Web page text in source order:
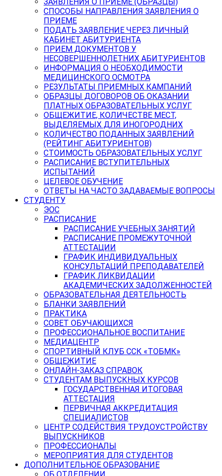
СПОСОБЫ НАПРАВЛЕНИЯ ЗАЯВЛЕНИЯ О
ПРИЕМЕ
ПОДАТЬ ЗАЯВЛЕНИЕ ЧЕРЕЗ ЛИЧНЫЙ
КАБИНЕТ АБИТУРИЕНТА
ПРИЕМ ДОКУМЕНТОВ У
НЕСОВЕРШЕННОЛЕТНИХ АБИТУРИЕНТОВ
ИНФОРМАЦИЯ О НЕОБХОДИМОСТИ
МЕДИЦИНСКОГО ОСМОТРА
РЕЗУЛЬТАТЫ ПРИЕМНЫХ КАМПАНИЙ
ОБРАЗЦЫ ДОГОВОРОВ ОБ ОКАЗАНИИ
ПЛАТНЫХ ОБРАЗОВАТЕЛЬНЫХ УСЛУГ
ОБЩЕЖИТИЕ, КОЛИЧЕСТВЕ МЕСТ,
ВЫДЕЛЯЕМЫХ ДЛЯ ИНОГОРОДНИХ
КОЛИЧЕСТВО ПОДАННЫХ ЗАЯВЛЕНИЙ
(РЕЙТИНГ АБИТУРИЕНТОВ)
СТОИМОСТЬ ОБРАЗОВАТЕЛЬНЫХ УСЛУГ
РАСПИСАНИЕ ВСТУПИТЕЛЬНЫХ
ИСПЫТАНИЙ
ЦЕЛЕВОЕ ОБУЧЕНИЕ
ОТВЕТЫ НА ЧАСТО ЗАДАВАЕМЫЕ ВОПРОСЫ
СТУДЕНТУ
ЭОС
РАСПИСАНИЕ
РАСПИСАНИЕ УЧЕБНЫХ ЗАНЯТИЙ
РАСПИСАНИЕ ПРОМЕЖУТОЧНОЙ
АТТЕСТАЦИИ
ГРАФИК ИНДИВИДУАЛЬНЫХ
КОНСУЛЬТАЦИЙ ПРЕПОДАВАТЕЛЕЙ
ГРАФИК ЛИКВИДАЦИИ
АКАДЕМИЧЕСКИХ ЗАДОЛЖЕННОСТЕЙ
ОБРАЗОВАТЕЛЬНАЯ ДЕЯТЕЛЬНОСТЬ
БЛАНКИ ЗАЯВЛЕНИЙ
ПРАКТИКА
СОВЕТ ОБУЧАЮЩИХСЯ
ПРОФЕССИОНАЛЬНОЕ ВОСПИТАНИЕ
МЕДИАЦЕНТР
СПОРТИВНЫЙ КЛУБ ССК «ТОБМК»
ОБЩЕЖИТИЕ
ОНЛАЙН-ЗАКАЗ СПРАВОК
СТУДЕНТАМ ВЫПУСКНЫХ КУРСОВ
ГОСУДАРСТВЕННАЯ ИТОГОВАЯ
АТТЕСТАЦИЯ
ПЕРВИЧНАЯ АККРЕДИТАЦИЯ
СПЕЦИАЛИСТОВ
ЦЕНТР СОДЕЙСТВИЯ ТРУДОУСТРОЙСТВУ
ВЫПУСКНИКОВ
ПРОФЕССИОНАЛЫ
МЕРОПРИЯТИЯ ДЛЯ СТУДЕНТОВ
ДОПОЛНИТЕЛЬНОЕ ОБРАЗОВАНИЕ